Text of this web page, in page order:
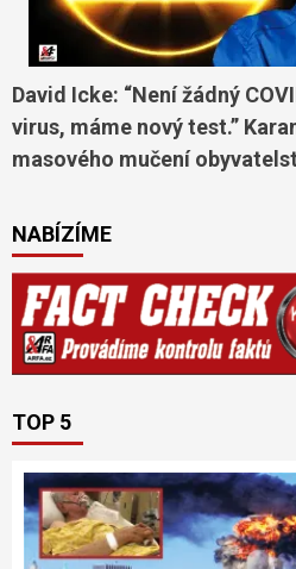
David Icke: “Není žádný
virus, máme nový test.”
masového mučení
NABÍZÍME
TOP 5